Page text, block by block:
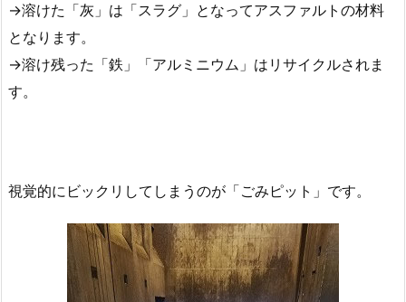
→溶けた「灰」は「スラグ」となってアスファルトの材料
となります。
→溶け残った「鉄」「アルミニウム」はリサイクルされま
す。
視覚的にビックリしてしまうのが「ごみピット」です。